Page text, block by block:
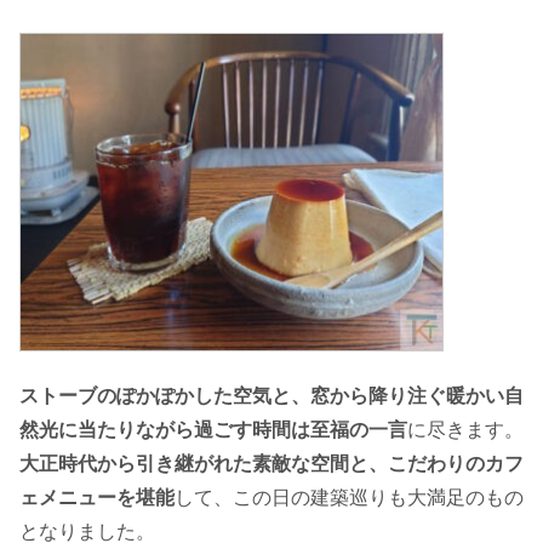
ストーブのぽかぽかした空気と、窓から降り注ぐ暖かい自
然光に当たりながら過ごす時間は至福の一言に尽きます。
大正時代から引き継がれた素敵な空間と、こだわりのカフ
ェメニューを堪能して、この日の建築巡りも大満足のもの
となりました。